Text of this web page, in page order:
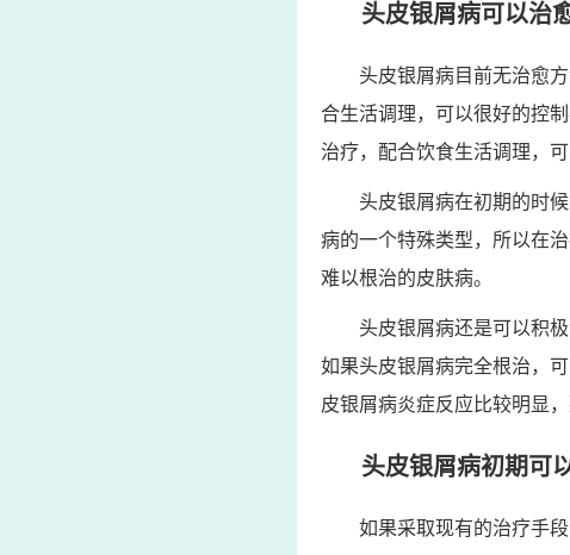
头皮银屑病可以治
头皮银屑病目前无治愈
合生活调理，可以很好的控
治疗，配合饮食生活调理，
头皮银屑病在初期的时
病的一个特殊类型，所以在
难以根治的皮肤病。
头皮银屑病还是可以积
如果头皮银屑病完全根治，
皮银屑病炎症反应比较明显
头皮银屑病初期可
如果采取现有的治疗手